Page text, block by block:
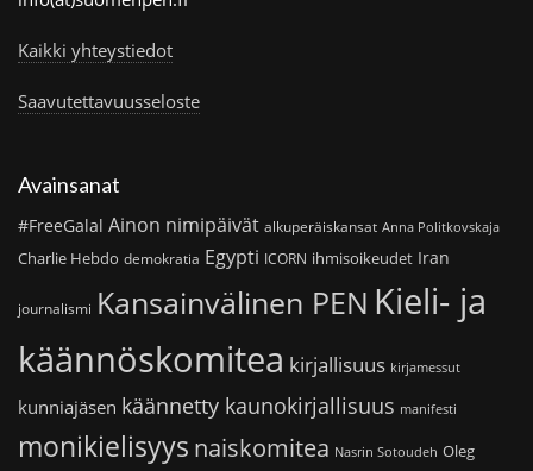
Kaikki yhteystiedot
Saavutettavuusseloste
Avainsanat
#FreeGalal Ainon nimipäivät alkuperäiskansat Anna Politkovskaja
Charlie Hebdo demokratia Egypti ICORN ihmisoikeudet Iran
journalismi Kansainvälinen PEN Kieli- ja
käännöskomitea kirjallisuus kirjamessut
kunniajäsen käännetty kaunokirjallisuus manifesti
monikielisyys naiskomitea Nasrin Sotoudeh Oleg